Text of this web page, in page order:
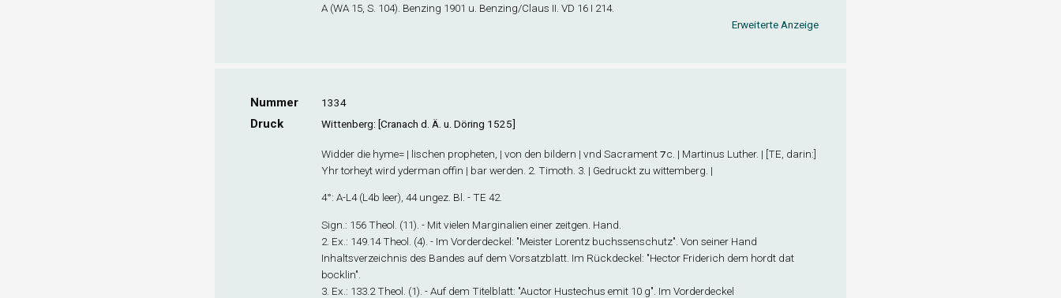
A (WA 15, S. 104). Benzing 1901 u. Benzing/Claus II. VD 16 I 214.
Erweiterte Anzeige
Nummer 1334
Druck Wittenberg: [Cranach d. Ä. u. Döring 1525]
Widder die hyme= | lischen propheten, | von den bildern | vnd Sacrament ⁊c. | Martinus Luther. | [TE, darin:]
Yhr torheyt wird yderman offin | bar werden. 2. Timoth. 3. | Gedruckt zu wittemberg. |
4°: A-L 4(L4b leer), 44 ungez. Bl. - TE 42.
Sign .: 156 Theol. (11). - Mit vielen Marginalien einer zeitgen. Hand.
2. Ex .: 149.14 Theol. (4). - Im Vorderdeckel: "Meister Lorentz buchssenschutz". Von seiner Hand
Inhaltsverzeichnis des Bandes auf dem Vorsatzblatt. Im Rückdeckel: "Hector Friderich dem hordt dat
bocklin".
3. Ex .: 133.2 Theol. (1). - Auf dem Titelblatt: "Auctor Hustechus emit 10 g". Im Vorderdeckel